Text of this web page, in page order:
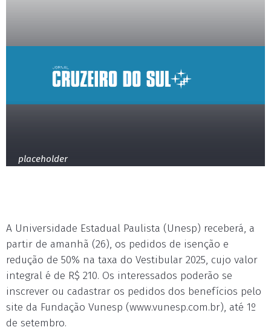
placeholder
A Universidade Estadual Paulista (Unesp) receberá, a
partir de amanhã (26), os pedidos de isenção e
redução de 50% na taxa do Vestibular 2025, cujo valor
integral é de R$ 210. Os interessados poderão se
inscrever ou cadastrar os pedidos dos benefícios pelo
site da Fundação Vunesp (www.vunesp.com.br), até 1º
de setembro.